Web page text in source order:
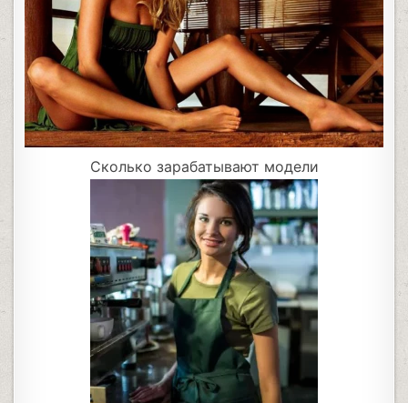
Сколько зарабатывают модели